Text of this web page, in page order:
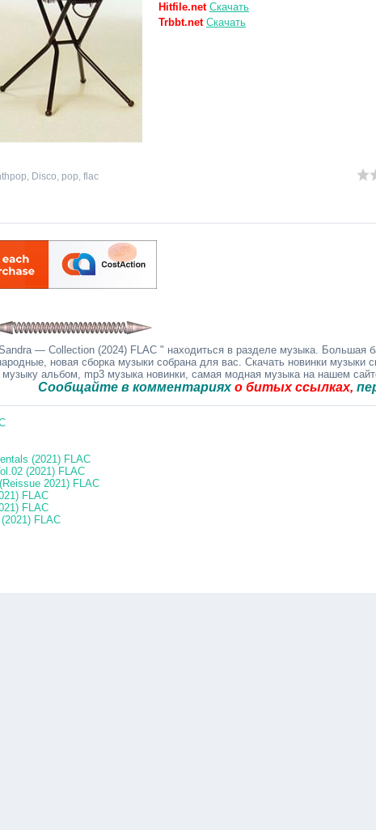
Hitfile.net Скачать
Trbbt.net Скачать
, Disco, pop, flac
— Collection (2024) FLAC " находиться в разделе музыка. Большая
новая сборка музыки собрана для вас. Скачать новинки музыки
музыку альбом, mp3 музыка новинки, самая модная музыка на нашем
в комментарияхо битых ссылках,
(2021) FLAC
(2021) FLAC
2021) FLAC
FLAC
FLAC
FLAC